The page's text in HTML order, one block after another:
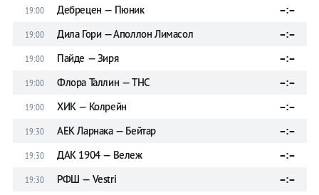
19:00 Дебрецен — Пюник –:–
19:00 Дила Гори — Аполлон Лимасол –:–
19:00 Пайде — Зиря –:–
19:00 Флора Таллин — ТНС –:–
19:00 ХИК — Колрейн –:–
19:30 АЕК Ларнака — Бейтар –:–
19:30 ДАК 1904 — Вележ –:–
19:30 РФШ — Vestri –:–